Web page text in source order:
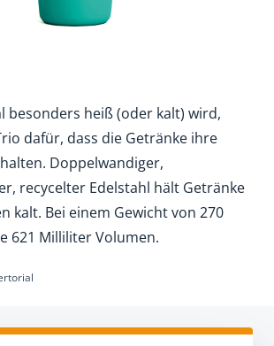
besonders heiß (oder kalt) wird,
dafür, dass die Getränke ihre
Doppelwandiger,
recycelter Edelstahl hält Getränke
kalt. Bei einem Gewicht von 270
621 Milliliter Volumen.